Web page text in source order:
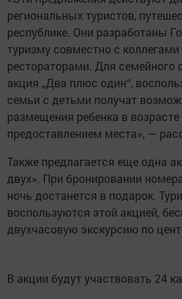
региональных туристов,
республике. Они разработаны
туризму совместно с
рестораторами. Для семейного
акция „Два плюс один“,
семьи с детьми получат
размещения ребенка в возрасте
предоставлением места», —
Также предлагается еще одна
двух». При бронировании
ночь достанется в подарок.
воспользуются этой акцией,
двухчасовую экскурсию по
В акции будут участвовать 24